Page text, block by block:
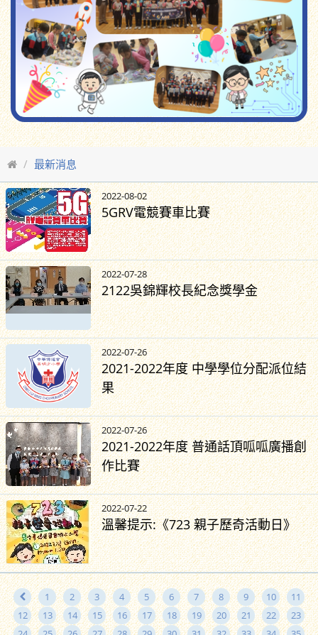
最新消息
2022-08-02
5GRV電競賽車比賽
2022-07-28
2122吳錦輝校長紀念獎學金
2022-07-26
2021-2022年度 中學學位分配派位結
果
2022-07-26
2021-2022年度 普通話頂呱呱廣播創
作比賽
2022-07-22
溫馨提示:《723 親子歷奇活動日》
1 2 3 4 5 6 7 8 9 10
11
12
13 14 15 16 17 18 19 20 21 22
23